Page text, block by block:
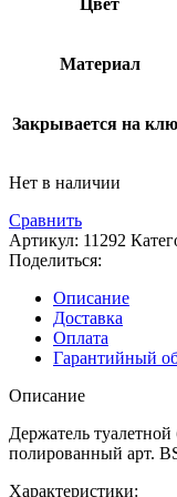
Цвет
Материал
Закрывается на
Нет в наличии
Сравнить
Артикул: 11292
Поделиться:
Описание
Доставка
Оплата
Гарантийный
Описание
Держатель
полированный арт.
Характеристики: